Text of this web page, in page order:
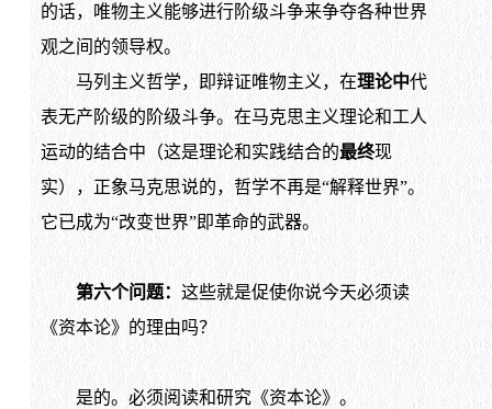
的话，唯物主义能够进行阶级斗争来争夺各种世界
观之间的领导权。
马列主义哲学，即辩证唯物主义，在理论中代
表无产阶级的阶级斗争。在马克思主义理论和工人
运动的结合中（这是理论和实践结合的最终现
实），正象马克思说的，哲学不再是“解释世界”。
它已成为“改变世界”即革命的武器。
第六个问题： 这些就是促使你说今天必须读
《资本论》的理由吗？
是的。必须阅读和研究《资本论》。